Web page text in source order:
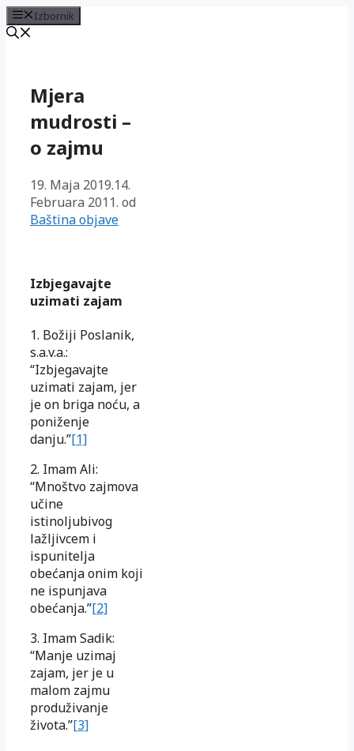
Izbornik
sadržajMjera
mudrosti –
o zajmu
19. Maja 2019.14.
Februara 2011. od
Baština objave
Izbjegavajte
uzimati zajam
1. Božiji Poslanik,
s.a.v.a.:
“Izbjegavajte
uzimati zajam, jer
je on briga noću, a
poniženje
danju.”[1]
2. Imam Ali:
“Mnoštvo zajmova
učine
istinoljubivog
lažljivcem i
ispunitelja
obećanja onim koji
ne ispunjava
obećanja.”[2]
3. Imam Sadik:
“Manje uzimaj
zajam, jer je u
malom zajmu
produživanje
života.”[3]